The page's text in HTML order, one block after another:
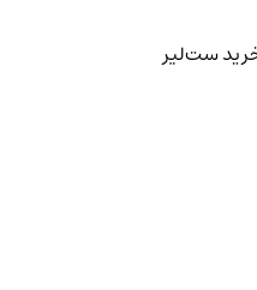
ست‌لیر